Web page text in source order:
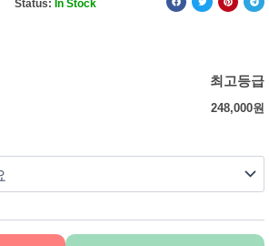
Status: In Stock
최고등급
248,000원